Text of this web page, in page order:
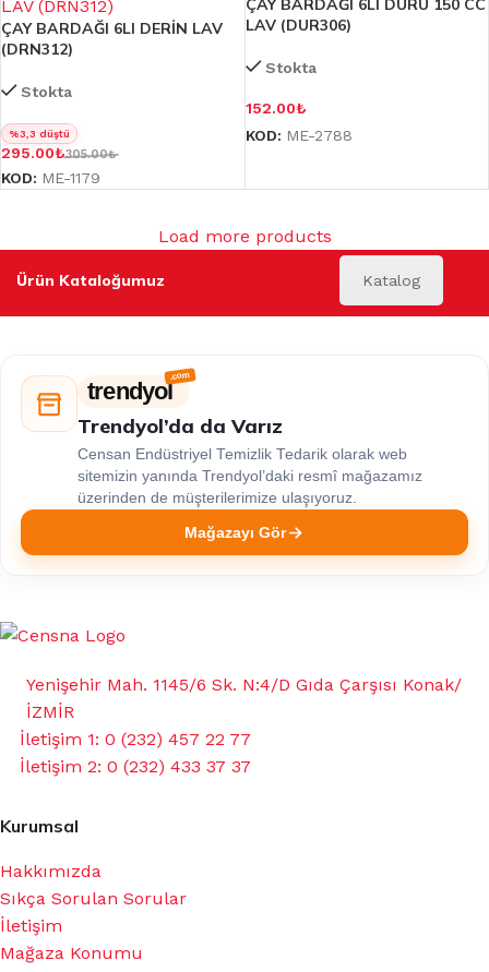
ÇAY BARDAĞI 6LI DERİN LAV
(DRN312)
Stokta
%3,3 düştü
295.00₺305.00₺
KOD: ME-1179
ÇAY BARDAĞI 6LI DURU 150 CC
LAV (DUR306)
Stokta
152.00₺
KOD: ME-2788
Load more products
Ürün Kataloğumuz Katalog
trendyol
Trendyol’da da Varız
Censan Endüstriyel Temizlik Tedarik olarak web
sitemizin yanında Trendyol’daki resmî mağazamız
üzerinden de müşterilerimize ulaşıyoruz.
Mağazayı Gör
Yenişehir Mah. 1145/6 Sk. N:4/D Gıda Çarşısı Konak/
İZMİR
İletişim 1: 0 (232) 457 22 77
İletişim 2: 0 (232) 433 37 37
Kurumsal
Hakkımızda
Sıkça Sorulan Sorular
İletişim
Mağaza Konumu